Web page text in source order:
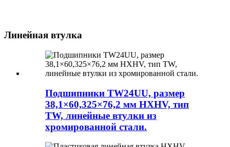
Линейная втулка
Подшипники TW24UU, размер
38,1×60,325×76,2 мм HXHV, тип
TW, линейные втулки из
хромированной стали.